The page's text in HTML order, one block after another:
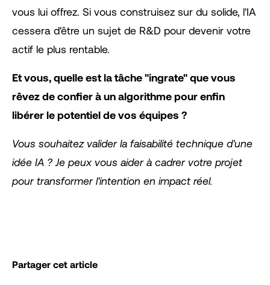
vous lui offrez. Si vous construisez sur du solide, l'IA
cessera d'être un sujet de R&D pour devenir votre
actif le plus rentable.
Et vous, quelle est la tâche "ingrate" que vous
rêvez de confier à un algorithme pour enfin
libérer le potentiel de vos équipes ?
Vous souhaitez valider la faisabilité technique d'une
idée IA ? Je peux vous aider à cadrer votre projet
pour transformer l'intention en impact réel.
Partager cet article